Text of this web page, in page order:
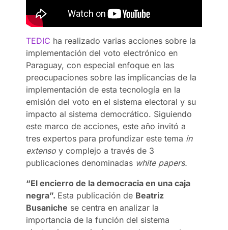
TEDIC ha realizado varias acciones sobre la
implementación del voto electrónico en
Paraguay, con especial enfoque en las
preocupaciones sobre las implicancias de la
implementación de esta tecnología en la
emisión del voto en el sistema electoral y su
impacto al sistema democrático. Siguiendo
este marco de acciones, este año invitó a
tres expertos para profundizar este tema in
extenso y complejo a través de 3
publicaciones denominadas white papers.
“El encierro de la democracia en una caja
negra”. Esta publicación de Beatriz
Busaniche se centra en analizar la
importancia de la función del sistema